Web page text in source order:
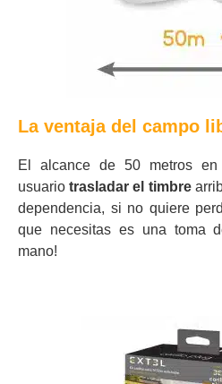
La ventaja del campo
El alcance de 50 metros en
usuariotrasladar el timbre
dependencia, si no quiere
que necesitas es una toma
mano!